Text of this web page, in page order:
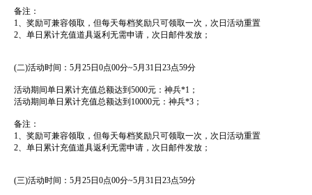
备注：
1、奖励可兼容领取，但每天每档奖励只可领取一次，次日活动重置
2、单日累计充值道具返利无需申请，次日邮件发放；
(二)活动时间：5月25日0点00分~5月31日23点59分
活动期间单日累计充值总额达到5000元：神兵*1；
活动期间单日累计充值总额达到10000元：神兵*3；
备注：
1、奖励可兼容领取，但每天每档奖励只可领取一次，次日活动重置
2、单日累计充值道具返利无需申请，次日邮件发放；
(三)活动时间：5月25日0点00分~5月31日23点59分